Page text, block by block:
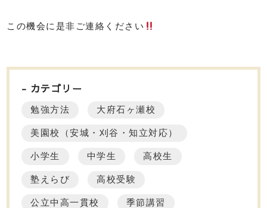
この機会に是非ご連絡ください
カテゴリー
勉強方法 大府石ヶ瀬校
美園校（安城・刈谷・知立対応）
小学生 中学生 高校生
塾えらび 高校受験
公立中高一貫校 季節講習